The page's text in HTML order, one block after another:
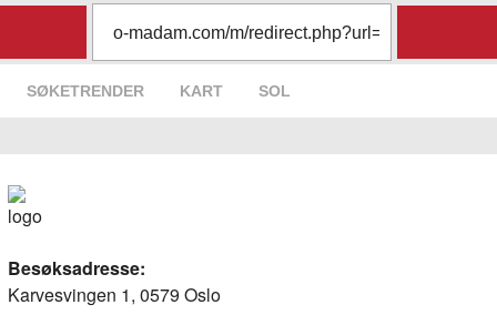
SØKETRENDER KART SOL
Besøksadresse:
Karvesvingen 1, 0579 Oslo